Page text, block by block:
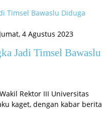
Jumat, 4 Agustus 2023
Jadi Timsel Bawaslu
Rektor III Universitas
kaget, dengan kabar berita